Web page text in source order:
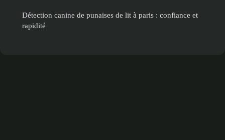
Détection canine de punaises de lit à paris : confiance et
rapidité